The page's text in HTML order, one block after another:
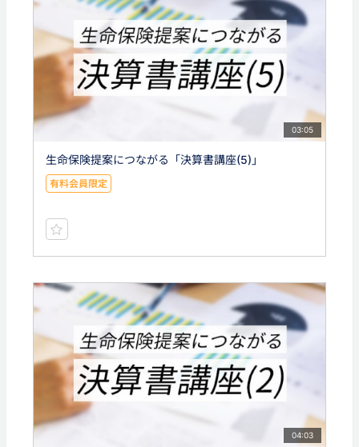
03:05
生命保険提案につながる「決算書講座(5)」
有料会員限定
04:03